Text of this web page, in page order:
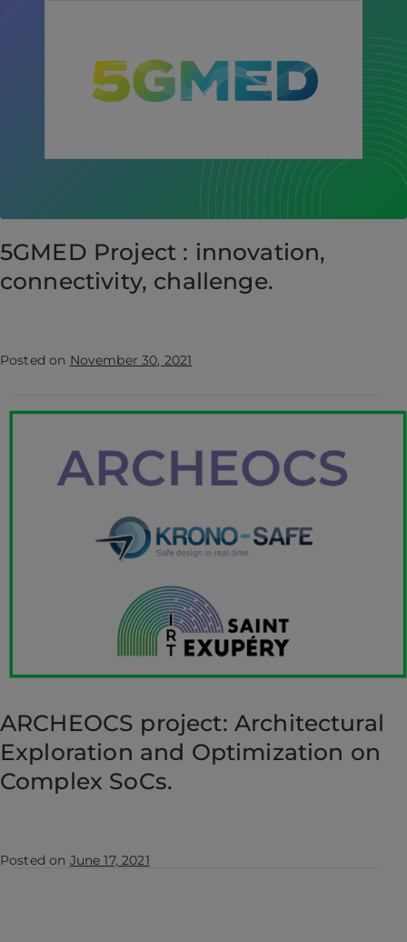
5GMED Project : innovation,
connectivity, challenge.
Posted on November 30, 2021
ARCHEOCS project: Architectural
Exploration and Optimization on
Complex SoCs.
Posted on June 17, 2021